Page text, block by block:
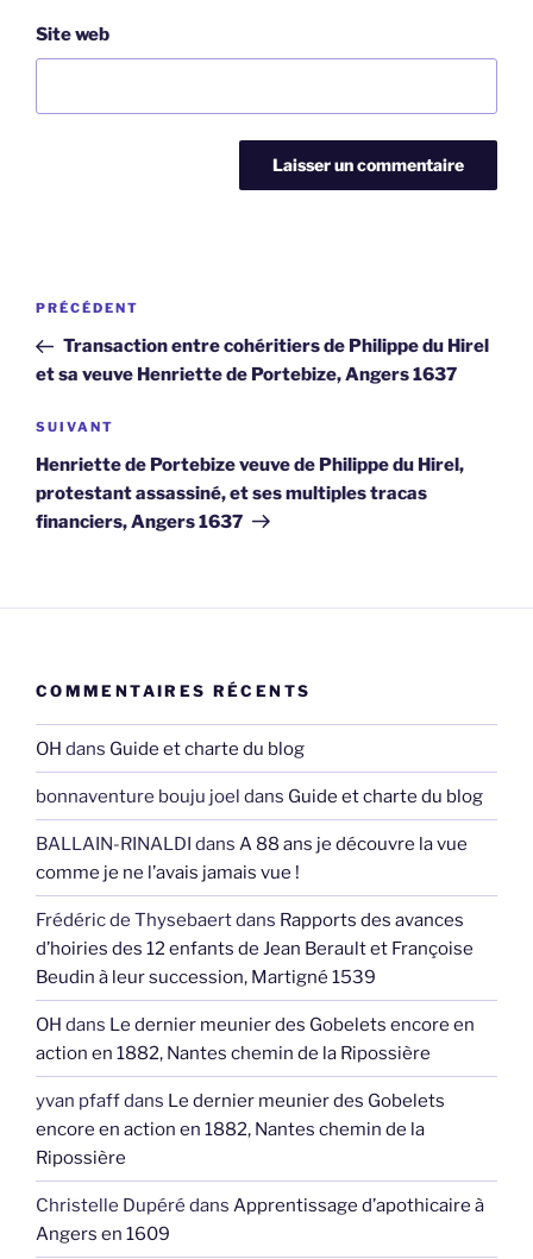
Site web
Navigation
l’article
Article
précédent
PRÉCÉDENT
Transaction entre cohéritiers de Philippe du Hirel
et sa veuve Henriette de Portebize, Angers 1637
Article
suivant
SUIVANT
Henriette de Portebize veuve de Philippe du Hirel,
protestant assassiné, et ses multiples tracas
financiers, Angers 1637
COMMENTAIRES RÉCENTS
OH dans Guide et charte du blog
bonnaventure bouju joel dans Guide et charte du blog
BALLAIN-RINALDI dans A 88 ans je découvre la vue
comme je ne l’avais jamais vue !
Frédéric de Thysebaertdans Rapports des avances
d’hoiries des 12 enfants de Jean Berault et Françoise
Beudin à leur succession, Martigné 1539
OH dans Le dernier meunier des Gobelets encore en
action en 1882, Nantes chemin de la Ripossière
yvan pfaffdans Le dernier meunier des Gobelets
encore en action en 1882, Nantes chemin de la
Ripossière
Christelle Dupéré dans Apprentissage d’apothicaire à
Angers en 1609